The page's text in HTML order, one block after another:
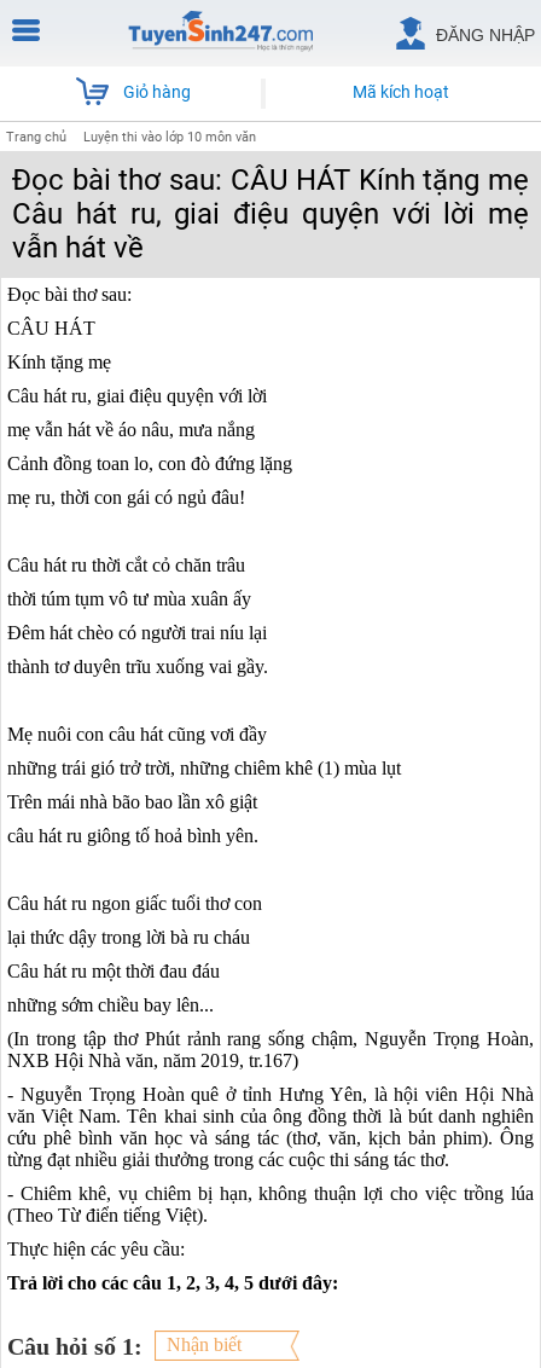
ĐĂNG NHẬP
Giỏ hàng Mã kích hoạt
Trang chủ Luyện thi vào lớp 10 môn văn
Đọc bài thơ sau: CÂU HÁT Kính tặng mẹ
Câu hát ru, giai điệu quyện với lời mẹ
vẫn hát về
Đọc bài thơ sau:
CÂU HÁT
Kính tặng mẹ
Câu hát ru, giai điệu quyện với lời
mẹ vẫn hát về áo nâu, mưa nắng
Cảnh đồng toan lo, con đò đứng lặng
mẹ ru, thời con gái có ngủ đâu!
Câu hát ru thời cắt cỏ chăn trâu
thời túm tụm vô tư mùa xuân ấy
Đêm hát chèo có người trai níu lại
thành tơ duyên trĩu xuống vai gầy.
Mẹ nuôi con câu hát cũng vơi đầy
những trái gió trở trời, những chiêm khê (1) mùa lụt
Trên mái nhà bão bao lần xô giật
câu hát ru giông tố hoả bình yên.
Câu hát ru ngon giấc tuổi thơ con
lại thức dậy trong lời bà ru cháu
Câu hát ru một thời đau đáu
những sớm chiều bay lên...
(In trong tập thơ Phút rảnh rang sống chậm, Nguyễn Trọng Hoàn,
NXB Hội Nhà văn, năm 2019, tr.167)
- Nguyễn Trọng Hoàn quê ở tỉnh Hưng Yên, là hội viên Hội Nhà
văn Việt Nam. Tên khai sinh của ông đồng thời là bút danh nghiên
cứu phê bình văn học và sáng tác (thơ, văn, kịch bản phim). Ông
từng đạt nhiều giải thưởng trong các cuộc thi sáng tác thơ.
- Chiêm khê, vụ chiêm bị hạn, không thuận lợi cho việc trồng lúa
(Theo Từ điển tiếng Việt).
Thực hiện các yêu cầu:
Trả lời cho các câu 1, 2, 3, 4, 5 dưới đây:
Câu hỏi số 1:
Nhận biết